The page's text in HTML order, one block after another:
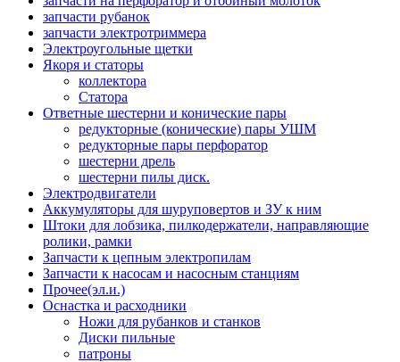
запчасти рубанок
запчасти электротриммера
Электроугольные щетки
Якоря и статоры
коллектора
Статора
Ответные шестерни и конические пары
редукторные (конические) пары УШМ
редукторные пары перфоратор
шестерни дрель
шестерни пилы диск.
Электродвигатели
Аккумуляторы для шуруповертов и ЗУ к ним
Штоки для лобзика, пилкодержатели, направляющие
ролики, рамки
Запчасти к цепным электропилам
Запчасти к насосам и насосным станциям
Прочее(эл.и.)
Оснастка и расходники
Ножи для рубанков и станков
Диски пильные
патроны